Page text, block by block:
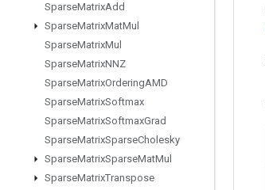
SparseMatrixAdd
SparseMatrixMatMul
SparseMatrixMul
SparseMatrixNNZ
SparseMatrixOrderingAMD
SparseMatrixSoftmax
SparseMatrixSoftmaxGrad
SparseMatrixSparseCholesky
SparseMatrixSparseMatMul
SparseMatrixTranspose